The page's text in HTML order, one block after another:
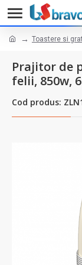
Toastere si
Prajitor de
felii, 850w,
Cod produs: